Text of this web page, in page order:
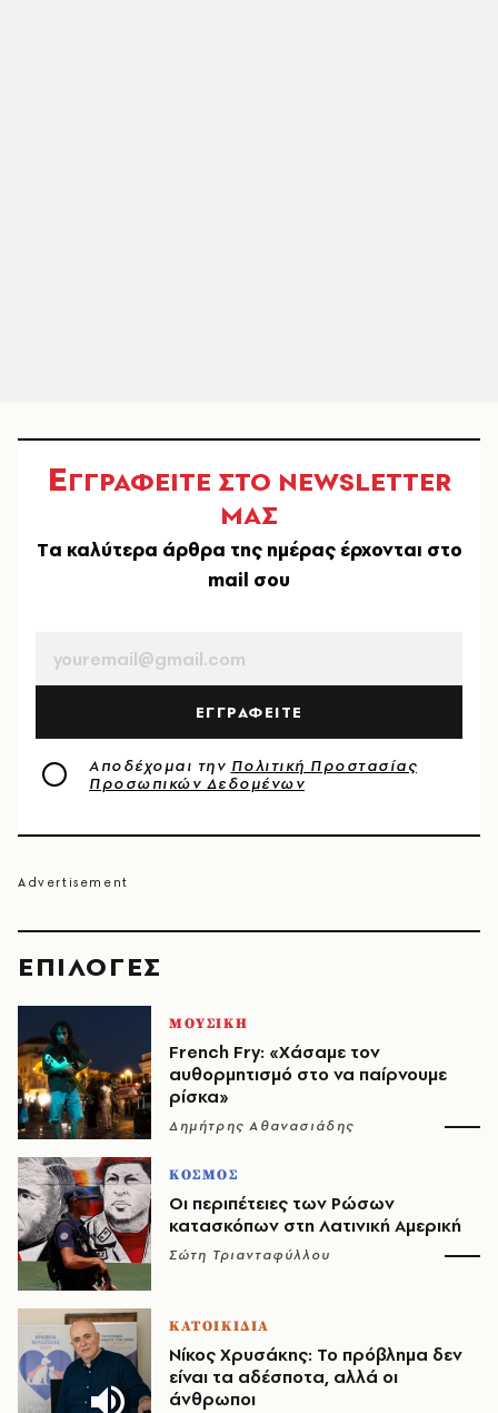
EΠΙΛΟΓΈΣ
ΜΟΥΣΙΚΗ
French Fry: «Χάσαμε τον
αυθορμητισμό στο να παίρνουμε
ρίσκα»
Δημήτρης Αθανασιάδης
ΚΟΣΜΟΣ
Οι περιπέτειες των Ρώσων
κατασκόπων στη Λατινική Αμερική
Σώτη Τριανταφύλλου
ΚΑΤΟΙΚΙΔΙΑ
Νίκος Χρυσάκης: Το πρόβλημα δεν
είναι τα αδέσποτα, αλλά οι
άνθρωποι
ΕΓΓΡΑΦΕΙΤΕ ΣΤΟ NEWSLETTER
ΜΑΣ
Tα καλύτερα άρθρα της ημέρας έρχονται στο
mail σου
ΕΓΓΡΑΦΕΙΤΕ
Αποδέχομαι την Πολιτική Προστασίας
Προσωπικών Δεδομένων